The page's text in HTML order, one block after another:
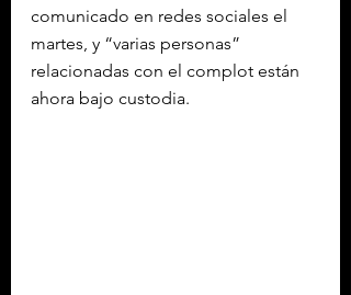
comunicado en redes sociales el
martes, y “varias personas”
relacionadas con el complot están
ahora bajo custodia.